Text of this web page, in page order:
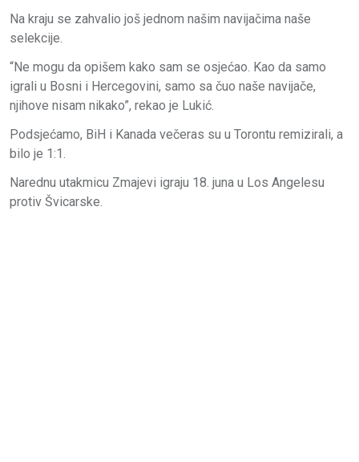
Na kraju se zahvalio još jednom našim navijačima naše
selekcije.
“Ne mogu da opišem kako sam se osjećao. Kao da samo
igrali u Bosni i Hercegovini, samo sa čuo naše navijače,
njihove nisam nikako”, rekao je Lukić.
Podsjećamo, BiH i Kanada večeras su u Torontu remizirali, a
bilo je 1:1.
Narednu utakmicu Zmajevi igraju 18. juna u Los Angelesu
protiv Švicarske.